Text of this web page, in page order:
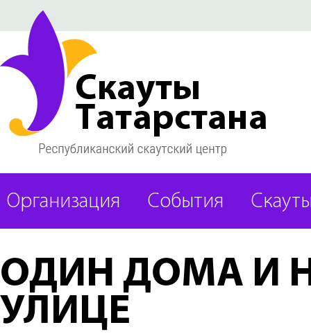
Организация События
ОДИН ДОМА И
УЛИЦЕ